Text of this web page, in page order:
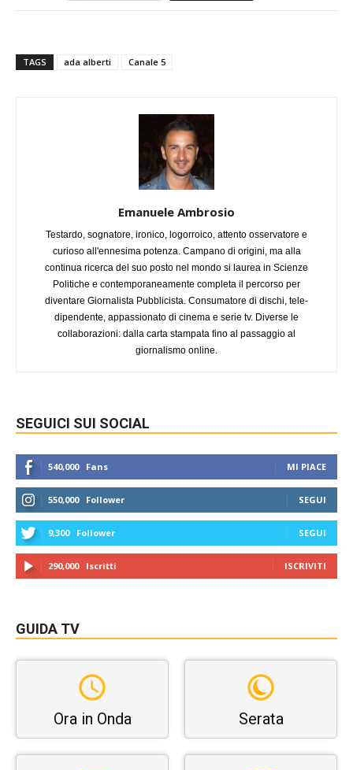
TAGS ada alberti Canale 5
Emanuele Ambrosio
Testardo, sognatore, ironico, logorroico, attento osservatore e
curioso all'ennesima potenza. Campano di origini, ma alla
continua ricerca del suo posto nel mondo si laurea in Scienze
Politiche e contemporaneamente completa il percorso per
diventare Giornalista Pubblicista. Consumatore di dischi, tele-
dipendente, appassionato di cinema e serie tv. Diverse le
collaborazioni: dalla carta stampata fino al passaggio al
giornalismo online.
SEGUICI SUI SOCIAL
540,000 Fans MI PIACE
550,000 Follower SEGUI
9,300 Follower SEGUI
290,000 Iscritti ISCRIVITI
GUIDA TV
Ora in Onda Serata